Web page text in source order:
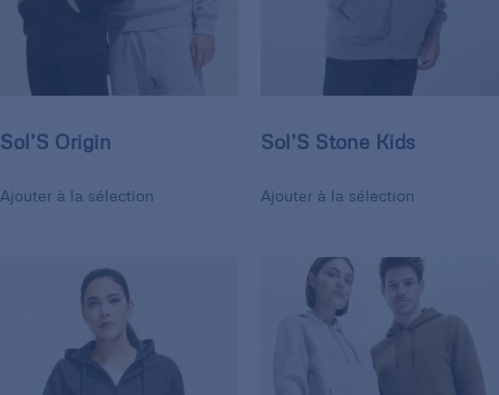
Sol’S Origin
Ajouter à la sélection
Sol’S Stone Kids
Ajouter à la sélection